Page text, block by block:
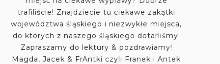
trafiliście! Znajdziecie tu ciekawe zakątki
województwa śląskiego i niezwykłe miejsca,
do których z naszego śląskiego dotarliśmy.
Zapraszamy do lektury & pozdrawiamy!
Magda, Jacek & FrAntki czyli Franek i Antek